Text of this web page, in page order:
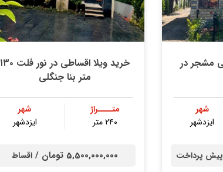
مشجر در
شهر
ایزدشهر
پیش پرداخت
خرید ویلا اقساطی در نور فلت ۱۳۰
متر بنا جنگلی
متــــراژ
۲۴۰ متر
شهر
ایزدشهر
5,500,000,000 تومان / اقساط